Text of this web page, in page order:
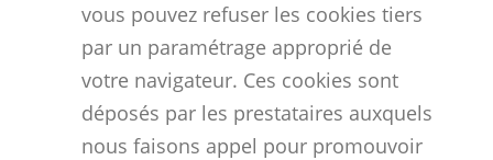
vous pouvez refuser les cookies tiers
par un paramétrage approprié de
votre navigateur. Ces cookies sont
déposés par les prestataires auxquels
nous faisons appel pour promouvoir